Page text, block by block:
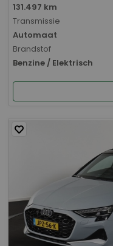
131.497 km
Transmissie
Automaat
Brandstof
Benzine / Elektrisch